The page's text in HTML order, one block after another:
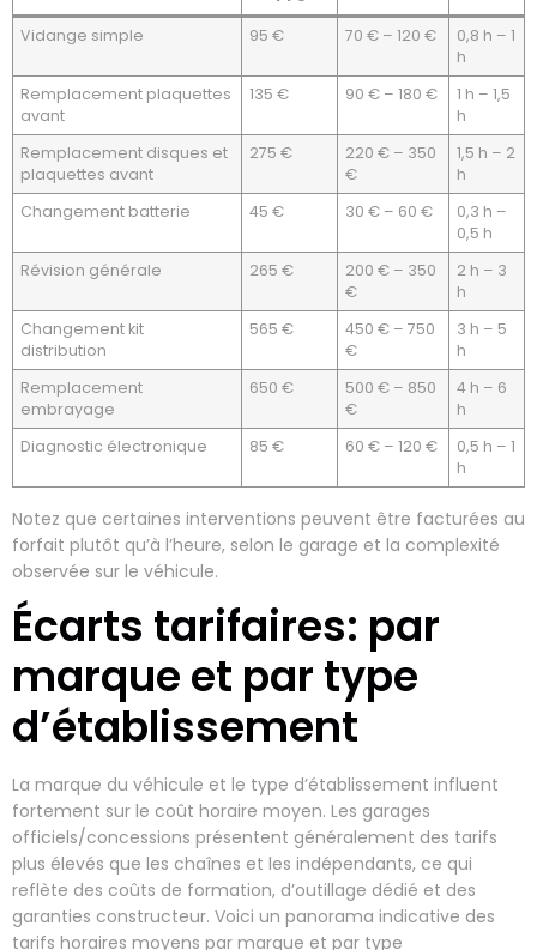
Vidange simple 95 € 70 € – 120 €
0,8 h – 1
h
Remplacement plaquettes
avant
135 € 90 € – 180 €
1 h – 1,5
h
Remplacement disques et
plaquettes avant
275 €
220 € – 350
€
1,5 h – 2
h
Changement batterie
45 € 30 € – 60 €
0,3 h –
0,5 h
Révision générale
265 €
200 € – 350
€
2 h – 3
h
Changement kit
distribution
565 €
450 € – 750
€
3 h – 5
h
Remplacement
embrayage
650 €
500 € – 850
€
4 h – 6
h
Diagnostic électronique
85 € 60 € – 120 €
0,5 h – 1
h
Notez que certaines interventions peuvent être facturées au
forfait plutôt qu’à l’heure, selon le garage et la complexité
observée sur le véhicule.
Écarts tarifaires: par
marque et par type
d’établissement
La marque du véhicule et le type d’établissement influent
fortement sur le coût horaire moyen. Les garages
officiels/concessions présentent généralement des tarifs
plus élevés que les chaînes et les indépendants, ce qui
reflète des coûts de formation, d’outillage dédié et des
garanties constructeur. Voici un panorama indicative des
tarifs horaires moyens par marque et par type